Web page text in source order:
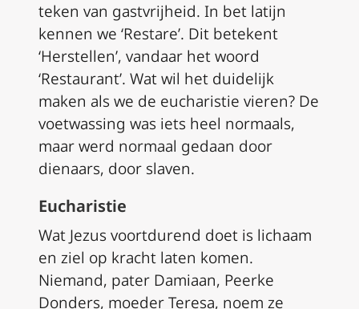
teken van gastvrijheid. In bet latijn
kennen we ‘Restare’. Dit betekent
‘Herstellen’, vandaar het woord
‘Restaurant’. Wat wil het duidelijk
maken als we de eucharistie vieren? De
voetwassing was iets heel normaals,
maar werd normaal gedaan door
dienaars, door slaven.
Eucharistie
Wat Jezus voortdurend doet is lichaam
en ziel op kracht laten komen.
Niemand, pater Damiaan, Peerke
Donders, moeder Teresa, noem ze